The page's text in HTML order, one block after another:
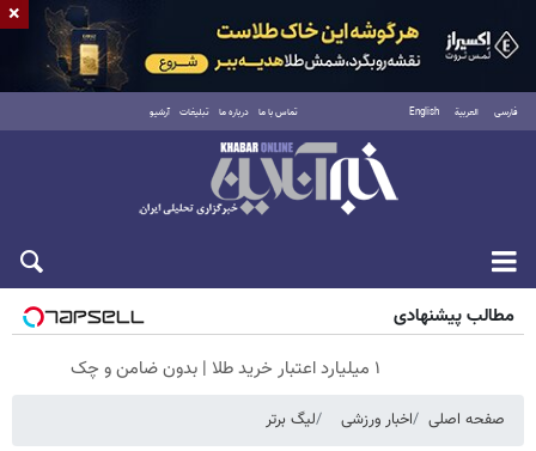
فارسی العربية English تماس با ما درباره ما تبلیغات آرشیو
پنجشنبه ۱۵ مرداد ۱۴۰۵
مطالب پیشنهادی
۱ میلیارد اعتبار خرید طلا | بدون ضامن و چک
صفحه اصلی اخبار ورزشی لیگ برتر
×